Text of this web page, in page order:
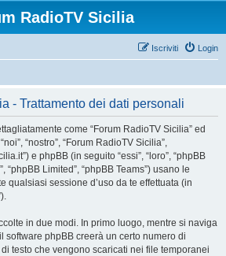
RadioTV Sicilia
Login
Iscriviti
- Trattamento dei dati personali
come “Forum RadioTV Sicilia” ed
“nostro”, “Forum RadioTV Sicilia”,
e phpBB (in seguito “essi”, “loro”, “phpBB
“phpBB Limited”, “phpBB Teams”) usano le
qualsiasi sessione d’uso da te effettuata (in
in due modi. In primo luogo, mentre si naviga
software phpBB creerà un certo numero di
testo che vengono scaricati nei file temporanei